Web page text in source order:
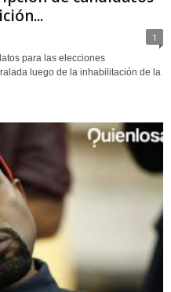
1
para las elecciones
luego de la inhabilitación de la